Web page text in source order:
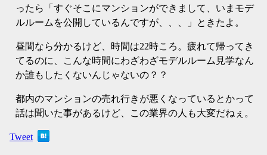
ったら「すぐそこにマンションができまして、いまモデ
ルルームを公開しているんですが、、、」ときたよ。
昼間なら分かるけど、時間は22時ころ。疲れて帰ってき
てるのに、こんな時間にわざわざモデルルーム見学なん
か誰もしたくないんじゃないの？？
都内のマンションの売れ行きが悪くなっているとかって
話は聞いた事があるけど、この業界の人も大変だねぇ。
Tweet